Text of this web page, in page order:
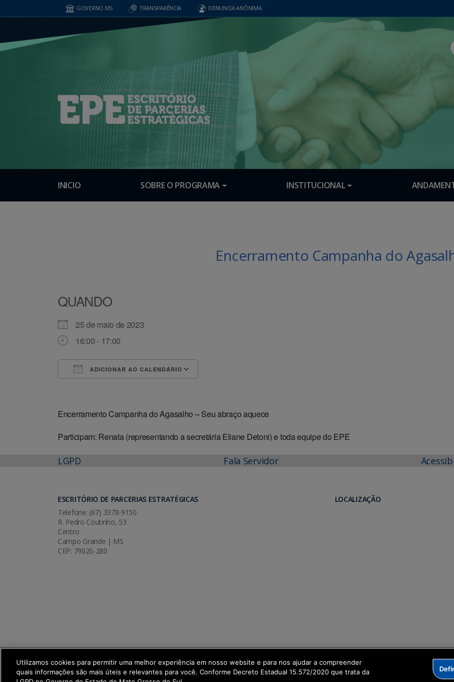
GOVERNO MS TRANSPARÊNCIA DENUNCIA ANÔNIMA
INICIO SOBRE O PROGRAMA INSTITUCIONAL
Encerramento Campanha do
QUANDO
25 de maio de 2023
16:00 - 17:00
ADICIONAR AO CALENDÁRIO
Encerramento Campanha do Agasalho – Seu abraço aquece
Participam: Renata (representando a secretária Eliane Detoni) e toda equipe do EPE
LGPD Fala Servidor
ESCRITÓRIO DE PARCERIAS ESTRATÉGICAS
Telefone: (67) 3378-9150
R. Pedro Coutinho, 53
Centro
Campo Grande | MS
CEP: 79020-280
LOCALIZAÇÃO
SETDIG | Secretaria-Executiva de Transformação Digital
Utilizamos cookies para permitir uma melhor experiência em nosso website e para nos ajudar a compreender
quais informações são mais úteis e relevantes para você. Conforme Decreto Estadual 15.572/2020 que trata da